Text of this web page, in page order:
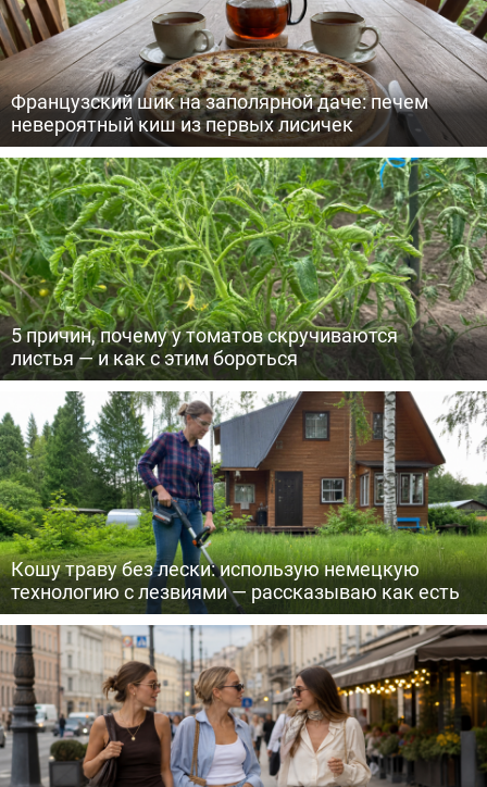
Французский шик на заполярной даче: печем
невероятный киш из первых лисичек
5 причин, почему у томатов скручиваются
листья — и как с этим бороться
Кошу траву без лески: использую немецкую
технологию с лезвиями — рассказываю как есть